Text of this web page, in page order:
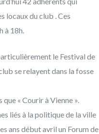
locaux du club . Ces
à 18h.
le Festival de
se relayent dans la fosse
« Courir à Vienne ».
liés à la politique de la ville
ans début avril un Forum de